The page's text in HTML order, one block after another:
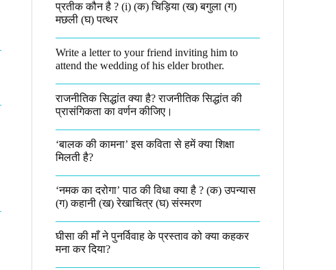
प्रतीक कौन है ? (i) (क) चिड़िया (ख) बगुला (ग)
मछली (घ) पत्थर
Write a letter to your friend inviting him to
attend the wedding of his elder brother.
राजनीतिक सिद्धांत क्या है? राजनीतिक सिद्धांत की
प्रासंगिकता का वर्णन कीजिए।
‘बालक की कामना’ इस कविता से हमें क्या शिक्षा
मिलती है?
‘नमक का दरोगा’ पाठ की विधा क्या है ? (क) उपन्यास
(ग) कहानी (ख) रेखाचित्र (घ) संस्मरण​
घीसा की माँ ने पुनर्विवाह के प्रस्ताव को क्या कहकर
मना कर दिया?